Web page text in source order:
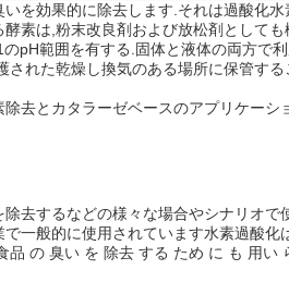
を効果的に除去します.それは過酸化
素は,粉末改良剤および放松剤として
pH範囲を有する.固体と液体の両方で利
された乾燥し換気のある場所に保管す
去とカタラーゼベースのアプリケーシ
去するなどの様々な場合やシナリオ
一般的に使用されています水素過酸
品 の 臭い を 除去 する ため に も 用い